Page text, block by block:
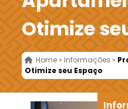
Otimize
Home » Informações »
Otimize seu Espaço